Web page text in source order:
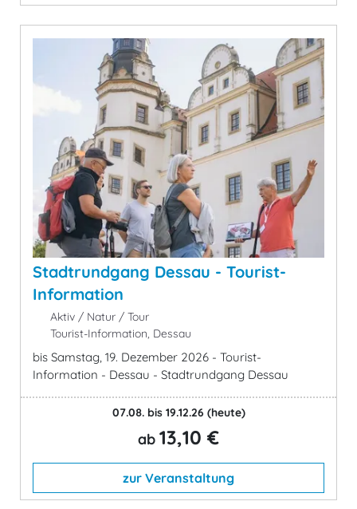
Stadtrundgang Dessau - Tourist-
Information
Aktiv / Natur / Tour
Tourist-Information, Dessau
bis Samstag, 19. Dezember 2026 - Tourist-
Information - Dessau - Stadtrundgang Dessau
07.08. bis 19.12.26 (heute)
ab 13,10 €
zur Veranstaltung